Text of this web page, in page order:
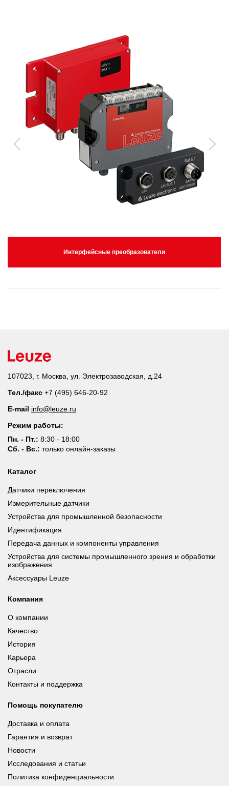
Интерфейсные преобразователи
107023, г. Москва, ул. Электрозаводская, д.24
Тел./факс +7 (495) 646-20-92
E-mail info@leuze.ru
Режим работы:
Пн. - Пт.: 8:30 - 18:00
Сб. - Вс.: только онлайн-заказы
Каталог
Датчики переключения
Измерительные датчики
Устройства для промышленной безопасности
Идентификация
Передача данных и компоненты управления
Устройства для системы промышленного зрения и обработки
изображения
Аксессуары Leuze
Компания
О компании
Качество
История
Карьера
Отрасли
Контакты и поддержка
Помощь покупателю
Доставка и оплата
Гарантия и возврат
Новости
Исследования и статьи
Политика конфиденциальности